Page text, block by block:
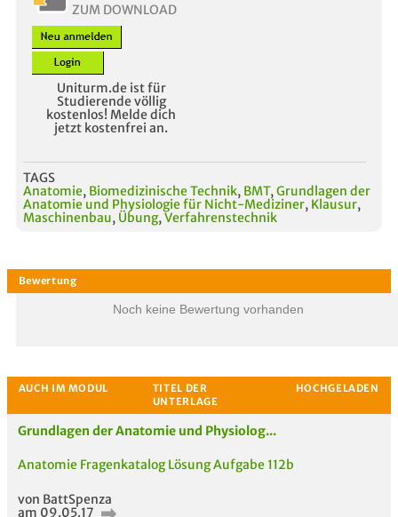
ZUM DOWNLOAD
Uniturm.de ist für
Studierende völlig
kostenlos! Melde dich
jetzt kostenfrei an.
TAGS
Anatomie, Biomedizinische Technik, BMT, Grundlagen der
Anatomie und Physiologie für Nicht-Mediziner, Klausur,
Maschinenbau, Übung, Verfahrenstechnik
Noch keine Bewertung vorhanden
Grundlagen der Anatomie und Physiolog...
Anatomie Fragenkatalog Lösung Aufgabe 112b
von BattSpenza
am 09.05.17